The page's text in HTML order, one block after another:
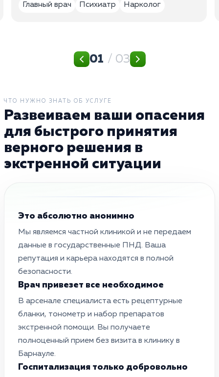
Главный врач
Психиатр Нарколог
01 / 03
ЧТО НУЖНО ЗНАТЬ ОБ УСЛУГЕ
Развеиваем ваши опасения
для быстрого принятия
верного решения в
экстренной ситуации
Это абсолютно анонимно
Мы являемся частной клиникой и не передаем
данные в государственные ПНД. Ваша
репутация и карьера находятся в полной
безопасности.
Врач привезет все необходимое
В арсенале специалиста есть рецептурные
бланки, тонометр и набор препаратов
экстренной помощи. Вы получаете
полноценный прием без визита в клинику в
Барнауле.
Госпитализация только добровольно